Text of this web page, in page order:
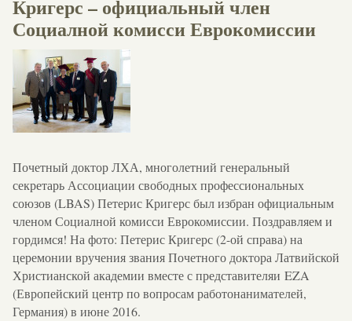
Кригерс – официальный член
Социалной комисси Еврокомиссии
Почетный доктор ЛХА, многолетний генеральный
секретарь Ассоциации свободных профессиональных
союзов (LBAS) Петерис Кригерс был избран официальным
членом Социалной комисси Еврокомиссии. Поздравляем и
гордимся! На фото: Петерис Кригерс (2-ой справа) на
церемонии вручения звания Почетного доктора Латвийской
Христианской академии вместе с представителяи EZA
(Европейский центр по вопросам работонанимателей,
Германия) в июне 2016.